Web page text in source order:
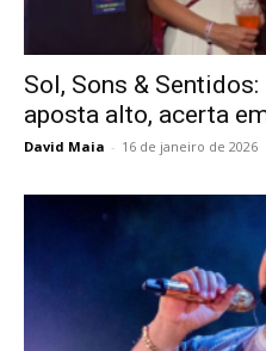
Sol, Sons &
aposta alto, acerta
David Maia - 16 de janeiro de 2026